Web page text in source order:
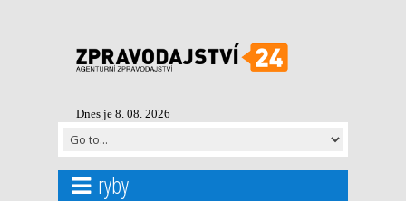
Dnes je 8. 08. 2026
ryby